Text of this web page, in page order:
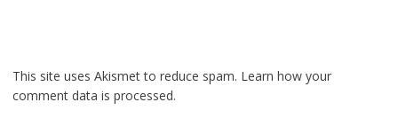
This site uses Akismet to reduce spam. Learn how your
comment data is processed.